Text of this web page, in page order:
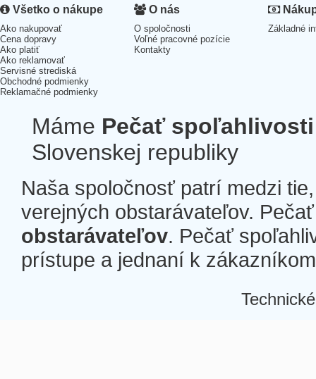
Všetko o nákupe
Ako nakupovať
Cena dopravy
Ako platiť
Ako reklamovať
Servisné strediská
Obchodné podmienky
Reklamačné podmienky
O nás
O spoločnosti
Voľné pracovné pozície
Kontakty
Základné
Máme Pečať spoľahlivosti
Slovenskej republiky
Naša spoločnosť patrí medzi
verejných obstarávateľov.
obstarávateľov. Pečať
prístupe a jednaní k